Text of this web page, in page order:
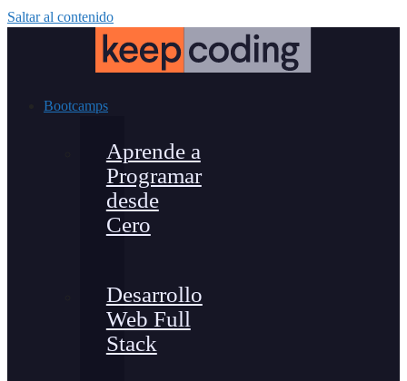
Saltar al contenido
Bootcamps
Aprende a
Programar
desde
Cero
Desarrollo
Web Full
Stack